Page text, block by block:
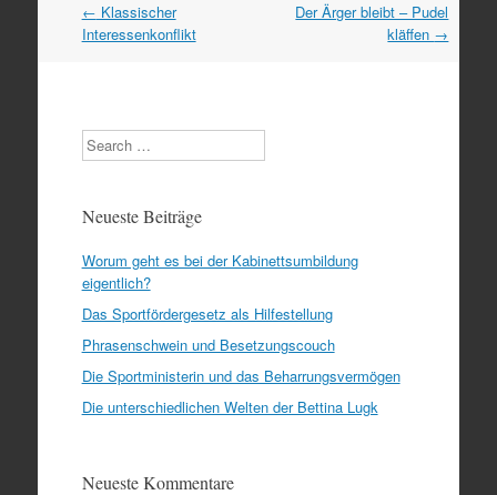
Artikel
Navigation
← Klassischer
Interessenkonflikt
Der Ärger bleibt – Pudel
kläffen →
Search
Neueste Beiträge
Worum geht es bei der Kabinettsumbildung
eigentlich?
Das Sportfördergesetz als Hilfestellung
Phrasenschwein und Besetzungscouch
Die Sportministerin und das Beharrungsvermögen
Die unterschiedlichen Welten der Bettina Lugk
Neueste Kommentare